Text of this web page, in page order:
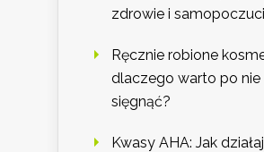
zdrowie i
Ręcznie robione
dlaczego warto po nie
sięgnąć?
Kwasy AHA: Jak